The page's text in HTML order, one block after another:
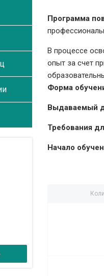
Программа
В процессе
опыт за счет
Форма
Выдаваемый
Требования
Начало